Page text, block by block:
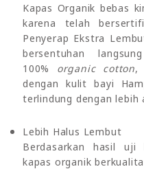
Kapas Organik bebas
karena telah
Penyerap Ekstra
bersentuhan
100% organic cotton,
dengan kulit bayi
terlindung dengan lebih
Lebih Halus Lembut
Berdasarkan hasil uji
kapas organik